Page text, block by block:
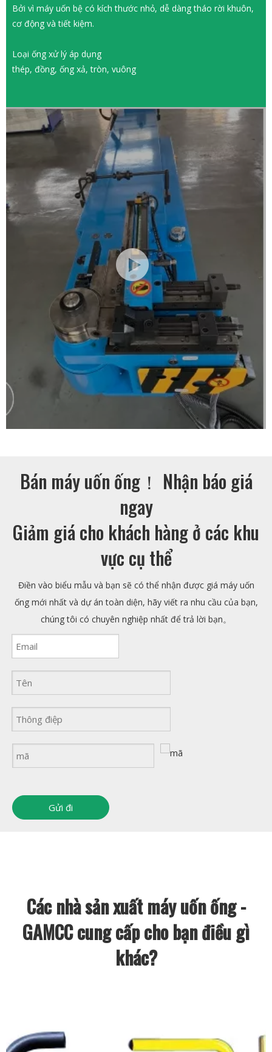
Bởi vì máy uốn bệ có kích thước nhỏ, dễ dàng tháo rời khuôn,
cơ động và tiết kiệm.
Loại ống xử lý áp dụng
thép, đồng, ống xả, tròn, vuông
Bán máy uốn ống！ Nhận báo giá
ngay
Giảm giá cho khách hàng ở các khu
vực cụ thể
Điền vào biểu mẫu và bạn sẽ có thể nhận được giá máy uốn
ống mới nhất và dự án toàn diện, hãy viết ra nhu cầu của bạn,
chúng tôi có chuyên nghiệp nhất để trả lời bạn。
Gửi đi
Các nhà sản xuất máy uốn ống -
GAMCC cung cấp cho bạn điều gì
khác?